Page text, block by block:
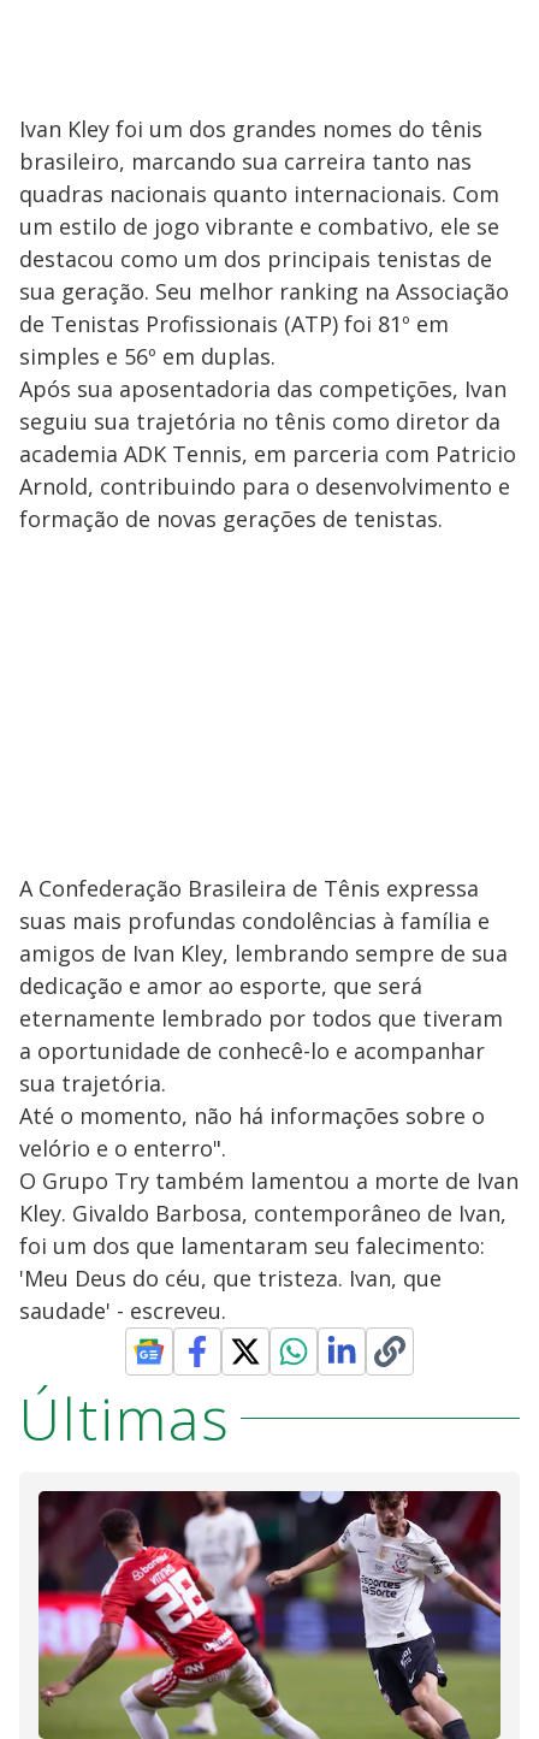
Ivan Kley foi um dos grandes nomes do tênis
brasileiro, marcando sua carreira tanto nas
quadras nacionais quanto internacionais. Com
um estilo de jogo vibrante e combativo, ele se
destacou como um dos principais tenistas de
sua geração. Seu melhor ranking na Associação
de Tenistas Profissionais (ATP) foi 81º em
simples e 56º em duplas.
Após sua aposentadoria das competições, Ivan
seguiu sua trajetória no tênis como diretor da
academia ADK Tennis, em parceria com Patricio
Arnold, contribuindo para o desenvolvimento e
formação de novas gerações de tenistas.
A Confederação Brasileira de Tênis expressa
suas mais profundas condolências à família e
amigos de Ivan Kley, lembrando sempre de sua
dedicação e amor ao esporte, que será
eternamente lembrado por todos que tiveram
a oportunidade de conhecê-lo e acompanhar
sua trajetória.
Até o momento, não há informações sobre o
velório e o enterro".
O Grupo Try também lamentou a morte de Ivan
Kley. Givaldo Barbosa, contemporâneo de Ivan,
foi um dos que lamentaram seu falecimento:
'Meu Deus do céu, que tristeza. Ivan, que
saudade' - escreveu.
Últimas